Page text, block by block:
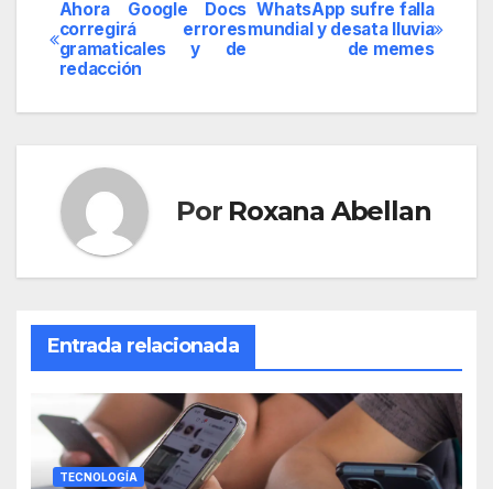
Navegación
de
entradas
WhatsApp sufre falla
mundial y desata lluvia
de memes
Ahora Google Docs
corregirá errores
gramaticales y de
redacción
Por Roxana Abellan
Entrada relacionada
TECNOLOGÍA